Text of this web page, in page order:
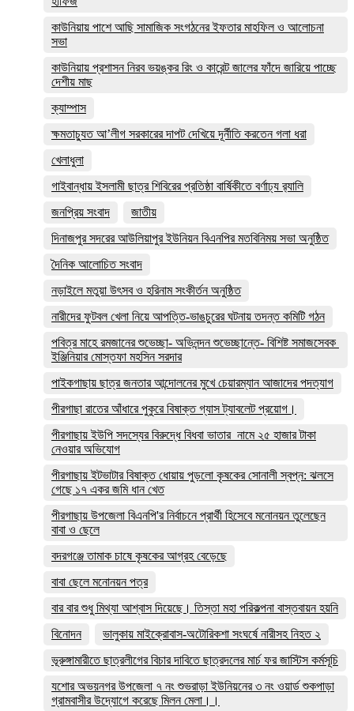
কাউনিয়ায় পাশে আছি সামাজিক সংগঠনের ইফতার মাহফিল ও আলোচনা
সভা
কাউনিয়ায় প্রশাসন নিরব ভয়ঙ্কর রিং ও কারেন্ট জালের ফাঁদে জারিয়ে পাচ্ছে
দেশীয় মাছ
ক্যাম্পাস
ক্ষমতাচ্যুত আ’লীগ সরকারের দাপট দেখিয়ে দূর্নীতি করতেন গলা ধরা
খেলাধুলা
গাইবান্ধায় ইসলামী ছাত্র শিবিরের প্রতিষ্ঠা বার্ষিকীতে বর্ণাঢ্য র‌্যালি
জনপ্রিয় সংবাদ
জাতীয়
দিনাজপুর সদরের আউলিয়াপুর ইউনিয়ন বিএনপির মতবিনিময় সভা অনুষ্ঠিত
দৈনিক আলোচিত সংবাদ
নড়াইলে মতুয়া উৎসব ও হরিনাম সংকীর্তন অনুষ্ঠিত
নারীদের ফুটবল খেলা নিয়ে আপত্তি-ভাঙচুরের ঘটনায় তদন্ত কমিটি গঠন
পবিত্র মাহে রমজানের শুভেচ্ছা- অভিনন্দন শুভেচ্ছান্তে- বিশিষ্ট সমাজসেবক
ইঞ্জিনিয়ার মোস্তফা মহসিন সরদার
পাইকগাছায় ছাত্র জনতার আন্দোলনের মুখে চেয়ারম্যান আজাদের পদত্যাগ
পীরগাছা রাতের আঁধারে পুকুরে বিষাক্ত গ্যাস ট্যাবলেট প্রয়োগ।
পীরগাছায় ইউপি সদস্যের বিরুদ্ধে বিধবা ভাতার নামে ২৫ হাজার টাকা
নেওয়ার অভিযোগ
পীরগাছায় ইটভাটার বিষাক্ত ধোয়ায় পুড়লো কৃষকের সোনালী স্বপ্ন: ঝলসে
গেছে ১৭ একর জমি ধান খেত
পীরগাছায় উপজেলা বিএনপি'র নির্বাচনে প্রার্থী হিসেবে মনোনয়ন তুলেছেন
বাবা ও ছেলে
বদরগঞ্জে তামাক চাষে কৃষকের আগ্রহ বেড়েছে
বাবা ছেলে মনোনয়ন পত্র
বার বার শুধু মিথ্যা আশ্বাস দিয়েছে। তিস্তা মহা পরিকল্পনা বাস্তবায়ন হয়নি
বিনোদন
ভালুকায় মাইক্রোবাস-অটোরিকশা সংঘর্ষে নারীসহ নিহত ২
ভূরুঙ্গামারীতে ছাত্রলীগের বিচার দাবিতে ছাত্রদলের মার্চ ফর জাস্টিস কর্মসূচি
যশোর অভয়নগর উপজেলা ৭ নং শুভরাড়া ইউনিয়নের ৩ নং ওয়ার্ড শুকপাড়া
গ্রামবাসীর উদ্যোগে করেছে মিলন মেলা।।